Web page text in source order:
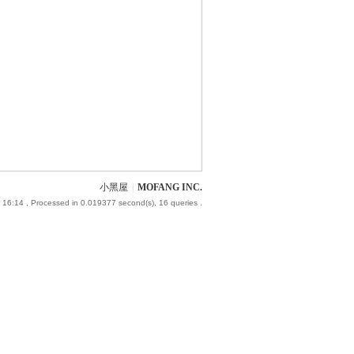
小黑屋 MOFANG INC.
16:14 , Processed in 0.019377 second(s), 16 queries .